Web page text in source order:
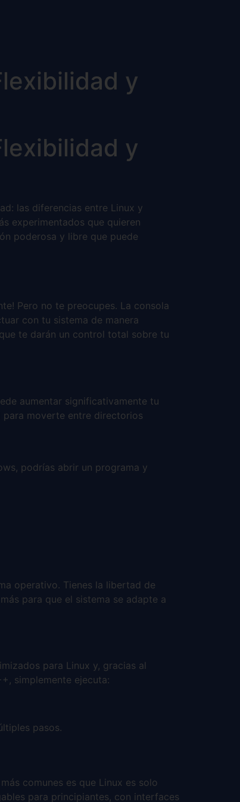
y
y
las diferencias entre Linux y
experimentados que quieren
poderosa y libre que puede
Pero no te preocupes. La consola
con tu sistema de manera
te darán un control total sobre tu
aumentar significativamente tu
para moverte entre directorios
podrías abrir un programa y
operativo. Tienes la libertad de
para que el sistema se adapte a
para Linux y, gracias al
simplemente ejecuta:
pasos.
comunes es que Linux es solo
para principiantes, con interfaces